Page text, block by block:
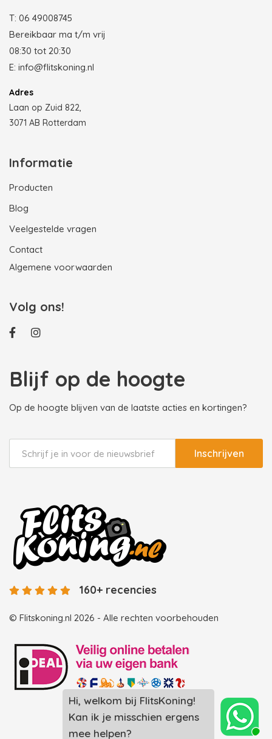
Hi, welkom bij FlitsKoning!
Kan ik je misschien ergens
mee helpen?
T: 06 49008745
Bereikbaar ma t/m vrij
08:30 tot 20:30
E: info@flitskoning.nl
Adres
Laan op Zuid 822,
3071 AB Rotterdam
Informatie
Producten
Blog
Veelgestelde vragen
Contact
Algemene voorwaarden
Volg ons!
Blijf op de hoogte
Op de hoogte blijven van de laatste acties en kortingen?
Inschrijven
© Flitskoning.nl 2026 - Alle rechten voorbehouden
160+ recencies
Landingspagina overzicht photobooths
Landingspagina overzicht videobooths
Photobooth huren in Spijkenisse